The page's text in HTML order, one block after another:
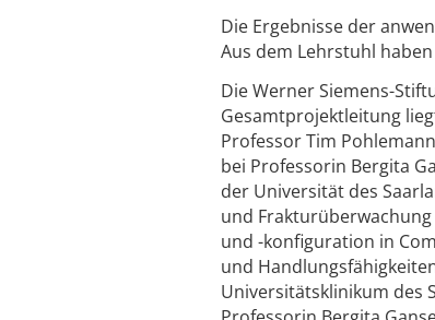
Die Ergebnisse der
Aus dem Lehrstuhl
Die Werner Siemens-
Gesamtprojektleitung
Professor Tim
bei Professorin Bergita
der Universität des
und
und -konfiguration in
und
Universitätsklinikum des